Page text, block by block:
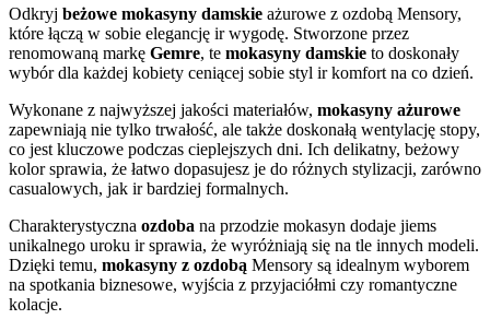
Odkryj beżowe mokasyny damskie ażurowe z ozdobą Mensory,
które łączą w sobie elegancję ir wygodę. Stworzone przez
renomowaną markę Gemre, te mokasyny damskie to doskonały
wybór dla każdej kobiety ceniącej sobie styl ir komfort na co dzień.
Wykonane z najwyższej jakości materiałów, mokasyny ażurowe
zapewniają nie tylko trwałość, ale także doskonałą wentylację stopy,
co jest kluczowe podczas cieplejszych dni. Ich delikatny, beżowy
kolor sprawia, że łatwo dopasujesz je do różnych stylizacji, zarówno
casualowych, jak ir bardziej formalnych.
Charakterystyczna ozdoba na przodzie mokasyn dodaje jiems
unikalnego uroku ir sprawia, że wyróżniają się na tle innych modeli.
Dzięki temu, mokasyny z ozdobą Mensory są idealnym wyborem
na spotkania biznesowe, wyjścia z przyjaciółmi czy romantyczne
kolacje.